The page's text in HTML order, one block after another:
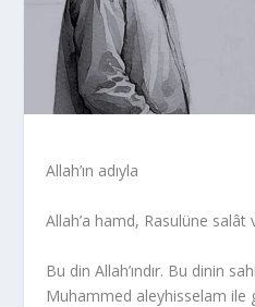
Allah’ın adıyla
Allah’a hamd, Rasulüne salât
Bu din Allah’ındır. Bu dinin
Muhammed aleyhisselam ile